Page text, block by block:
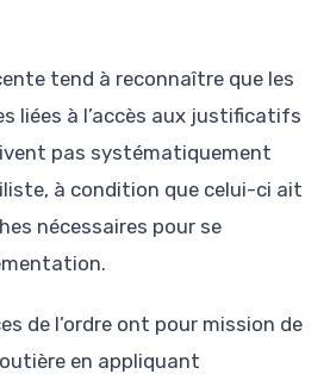
tend à reconnaître que les
liées à l’accès aux justificatifs
pas systématiquement
à condition que celui-ci ait
nécessaires pour se
de l’ordre ont pour mission de
en appliquant